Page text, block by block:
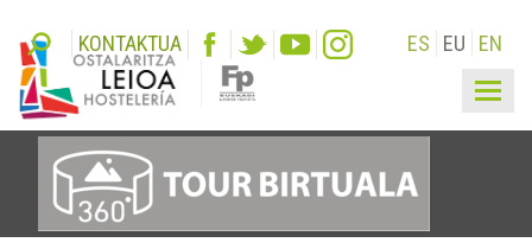
KONTAKTUA ES EU EN